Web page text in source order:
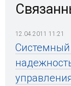
12.04.2011 11:21